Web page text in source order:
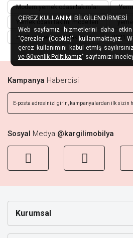
Modern yemek odası takımları
Yemek odası takımı modelleri
2021 yemek odası takımları 2021
Kampanya Habercisi
Sosyal Medya @kargilimobilya
Kurumsal
ÇEREZ KULLANIMI BİLGİLENDİRMESİ
Web sayfamız hizmetlerini daha
"Çerezler (Cookie)" kullanmaktayız.
çerez kullanımını kabul etmiş
ve Güvenlik Politikamız" sayfamızı